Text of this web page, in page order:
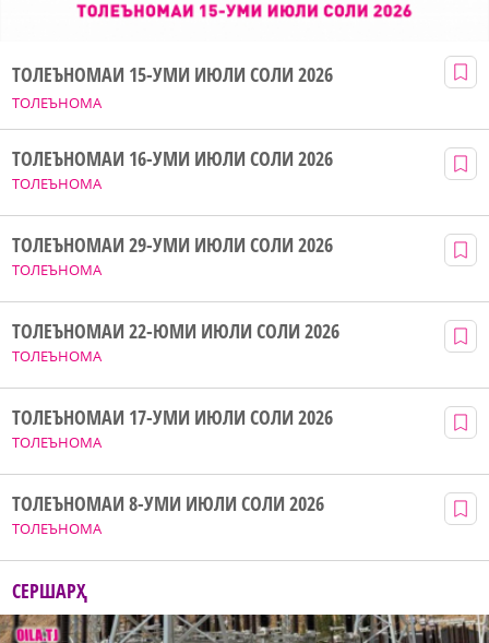
ТОЛЕЪНОМА
ТОЛЕЪНОМАИ 15-УМИ ИЮЛИ СОЛИ 2026
ТОЛЕЪНОМА
ТОЛЕЪНОМАИ 16-УМИ ИЮЛИ СОЛИ 2026
ТОЛЕЪНОМА
ТОЛЕЪНОМАИ 29-УМИ ИЮЛИ СОЛИ 2026
ТОЛЕЪНОМА
ТОЛЕЪНОМАИ 22-ЮМИ ИЮЛИ СОЛИ 2026
ТОЛЕЪНОМА
ТОЛЕЪНОМАИ 17-УМИ ИЮЛИ СОЛИ 2026
ТОЛЕЪНОМА
ТОЛЕЪНОМАИ 8-УМИ ИЮЛИ СОЛИ 2026
СЕРШАРҲ